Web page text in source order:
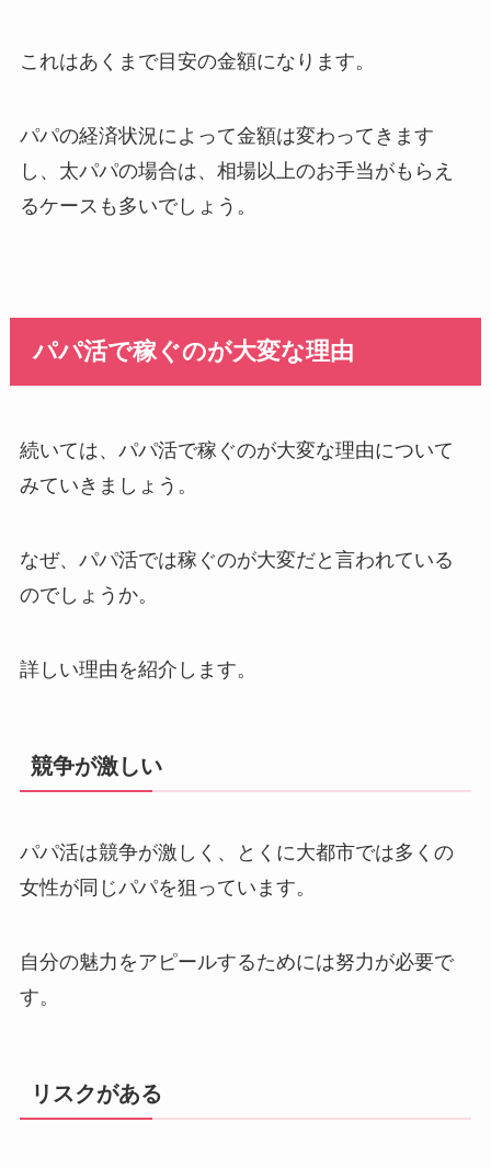
これはあくまで目安の金額になります。
パパの経済状況によって金額は変わってきます
し、太パパの場合は、相場以上のお手当がもらえ
るケースも多いでしょう。
パパ活で稼ぐのが大変な理由
続いては、パパ活で稼ぐのが大変な理由について
みていきましょう。
なぜ、パパ活では稼ぐのが大変だと言われている
のでしょうか。
詳しい理由を紹介します。
競争が激しい
パパ活は競争が激しく、とくに大都市では多くの
女性が同じパパを狙っています。
自分の魅力をアピールするためには努力が必要で
す。
リスクがある